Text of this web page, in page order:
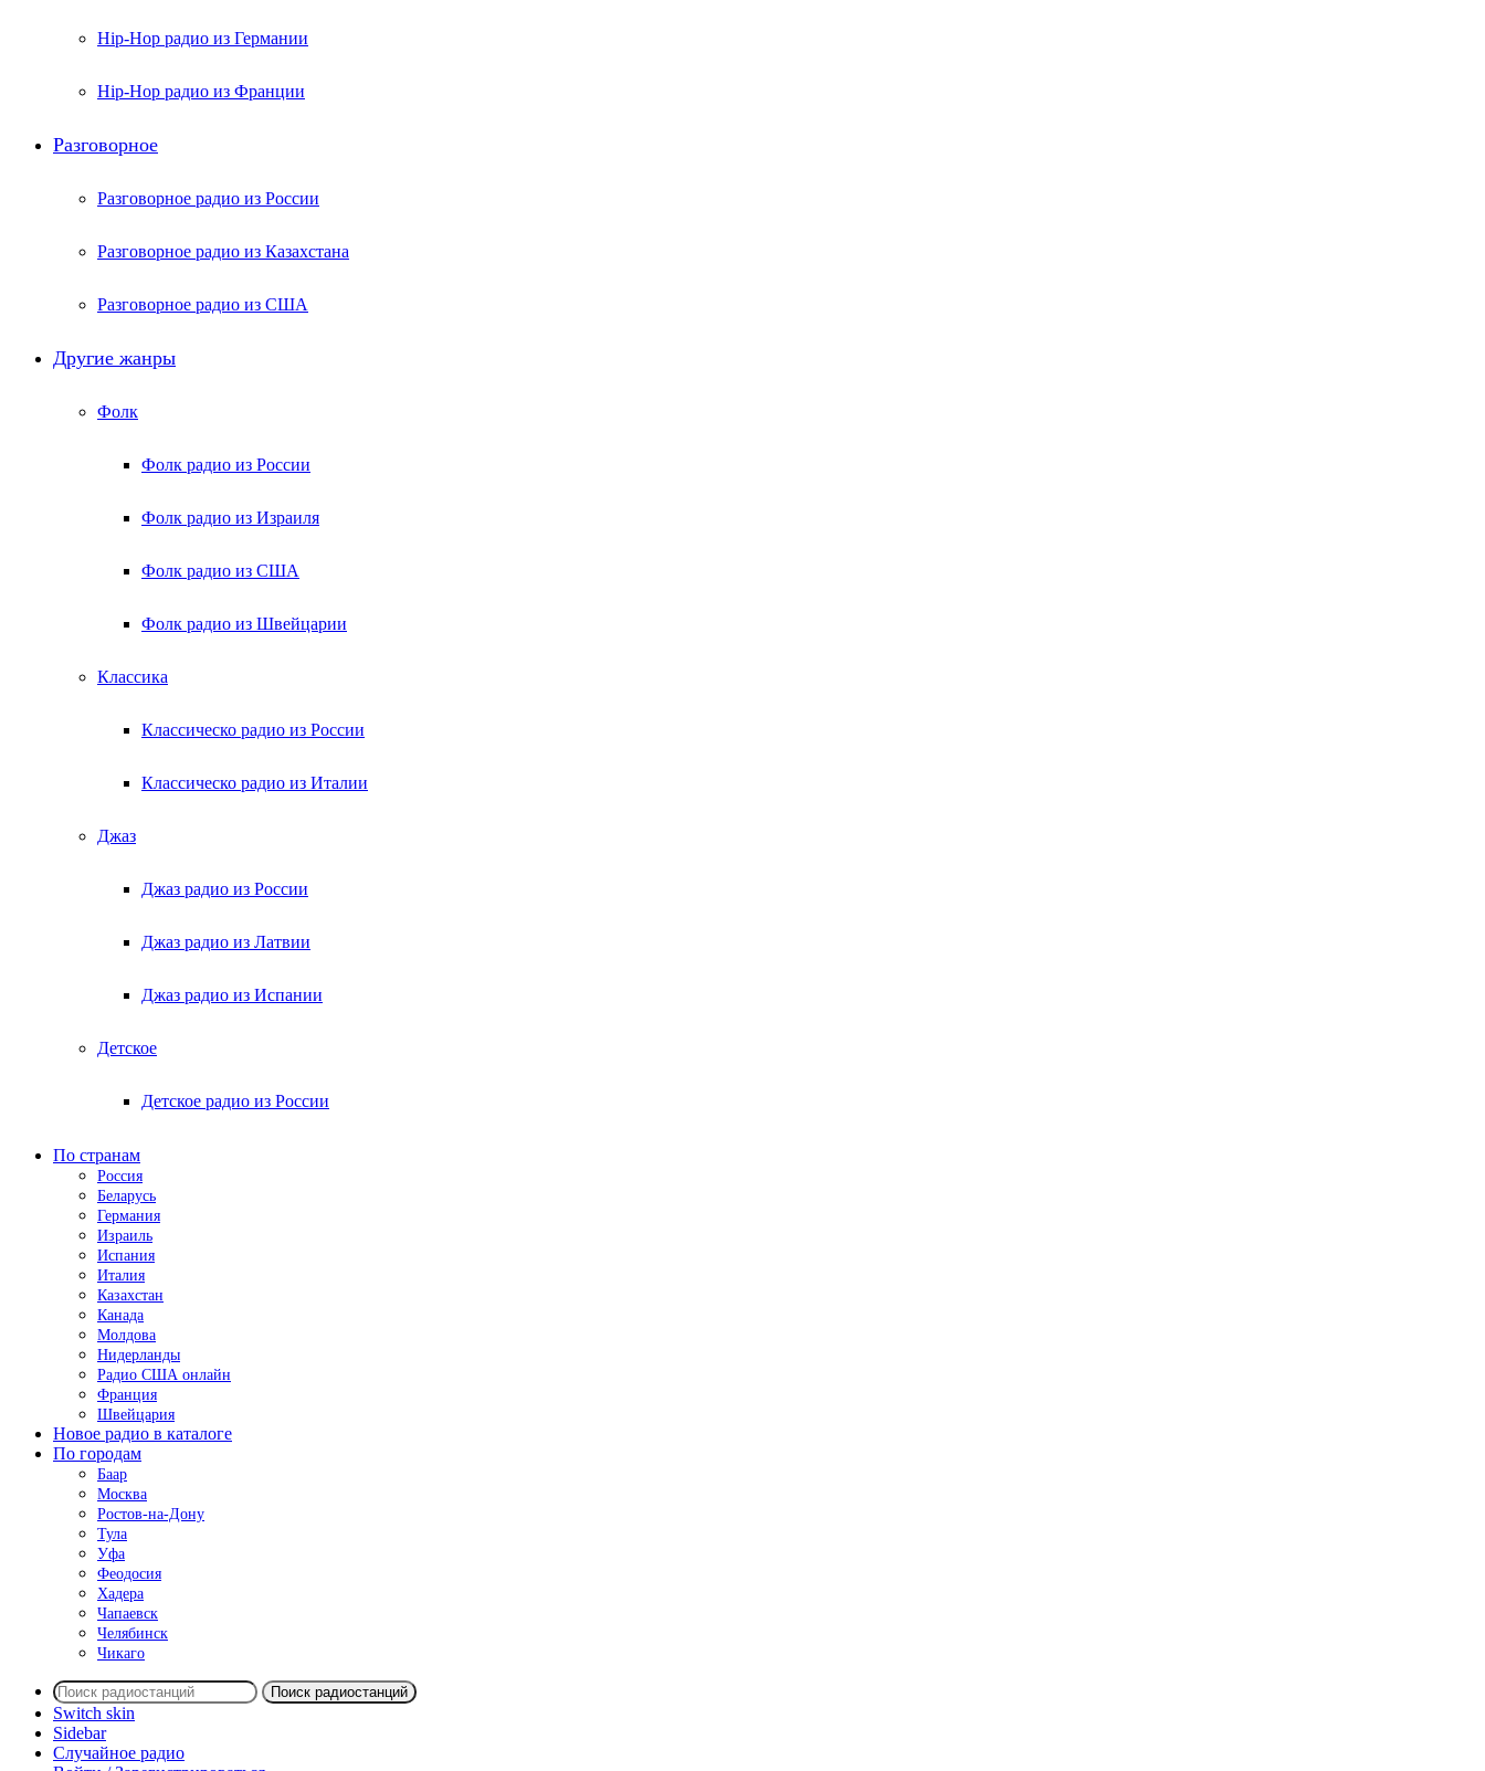
Hip-Hop радио из Германии
Hip-Hop радио из Франции
Разговорное
Разговорное радио из России
Разговорное радио из Казахстана
Разговорное радио из США
Другие жанры
Фолк
Фолк радио из России
Фолк радио из Израиля
Фолк радио из США
Фолк радио из Швейцарии
Классика
Классическо радио из России
Классическо радио из Италии
Джаз
Джаз радио из России
Джаз радио из Латвии
Джаз радио из Испании
Детское
Детское радио из России
По странам
Россия
Беларусь
Германия
Израиль
Испания
Италия
Казахстан
Канада
Молдова
Нидерланды
Радио США онлайн
Франция
Швейцария
Новое радио в каталоге
По городам
Баар
Москва
Ростов-на-Дону
Тула
Уфа
Феодосия
Хадера
Чапаевск
Челябинск
Чикаго
Поиск радиостанций
Switch skin
Sidebar
Случайное радио